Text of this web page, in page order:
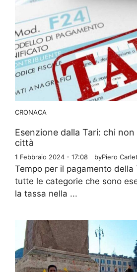
CRONACA
Esenzione dalla Tari: chi
città
1 Febbraio 2024 - 17:08 byPiero
Tempo per il pagamento della
tutte le categorie che sono
la tassa nella ...